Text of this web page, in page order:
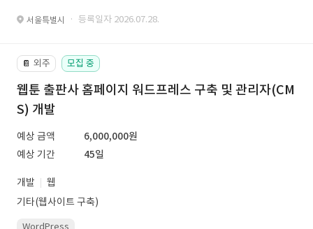
서울특별시 · 등록일자 2026.07.28.
📔 외주 모집 중
웹툰 출판사 홈페이지 워드프레스 구축 및 관리자(CM
S) 개발
예상 금액
6,000,000원
예상 기간
45일
개발
웹
기타(웹사이트 구축)
WordPress